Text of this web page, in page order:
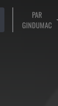
PAR
GINDUMAC